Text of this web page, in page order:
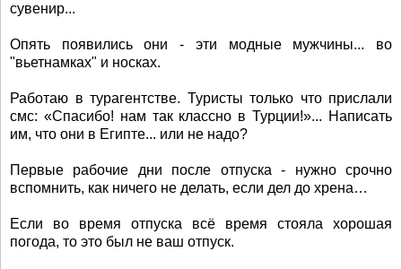
сувенир...
Опять появились они - эти модные мужчины... во
"вьетнамках" и носках.
Работаю в турагентстве. Туристы только что прислали
смс: «Спасибо! нам так классно в Турции!»... Написать
им, что они в Египте... или не надо?
Первые рабочие дни после отпуска - нужно срочно
вспомнить, как ничего не делать, если дел до хрена…
Если во время отпуска всё время стояла хорошая
погода, то это был не ваш отпуск.